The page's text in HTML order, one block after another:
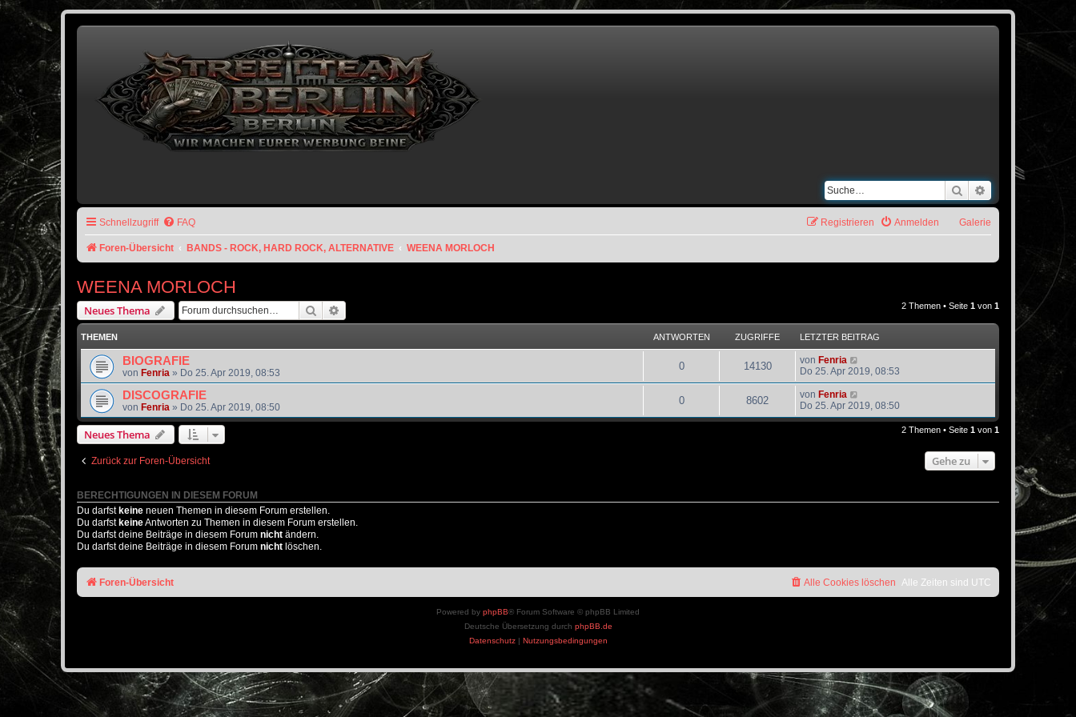
Suche
Schnellzugriff Galerie
FAQ Anmelden
Registrieren
Foren-Übersicht BANDS - ROCK, HARD ROCK, ALTERNATIVE WEENA MORLOCH
WEENA MORLOCH
Neues Thema Suche 2 Themen • Seite 1 von 1
THEMEN ANTWORTEN ZUGRIFFE LETZTER BEITRAG
BIOGRAFIE
von Fenria » Do 25. Apr 2019, 08:53
0 14130 von Fenria
Do 25. Apr 2019, 08:53
DISCOGRAFIE
von Fenria » Do 25. Apr 2019, 08:50
0 8602 von Fenria
Do 25. Apr 2019, 08:50
Neues Thema 2 Themen • Seite 1 von 1
Zurück zur Foren-Übersicht Gehe zu
BERECHTIGUNGEN IN DIESEM FORUM
Du darfst keine neuen Themen in diesem Forum erstellen.
Du darfst keineAntworten zu Themen in diesem Forum erstellen.
Du darfst deine Beiträge in diesem Forum nicht ändern.
Du darfst deine Beiträge in diesem Forum nicht löschen.
Foren-Übersicht Alle Zeiten sind UTC
Alle Cookies löschen
Powered by phpBB® Forum Software © phpBB Limited
Deutsche Übersetzung durch phpBB.de
Datenschutz| Nutzungsbedingungen